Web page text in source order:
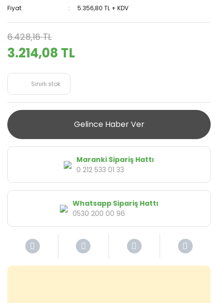
Fiyat
5.356,80 TL + KDV
6.428,16 TL
3.214,08 TL
Sınırlı stok
Gelince Haber Ver
Maranki Sipariş Hattı
0 212 533 01 33
Whatsapp Sipariş Hattı
0530 200 00 96